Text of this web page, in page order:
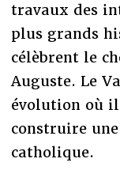
travaux des
plus grands
célèbrent le
Auguste. Le
évolution où
construire
catholique.